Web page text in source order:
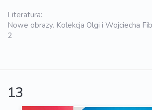
Literatura:
Nowe obrazy. Kolekcja Olgi i Wojciecha
2
13